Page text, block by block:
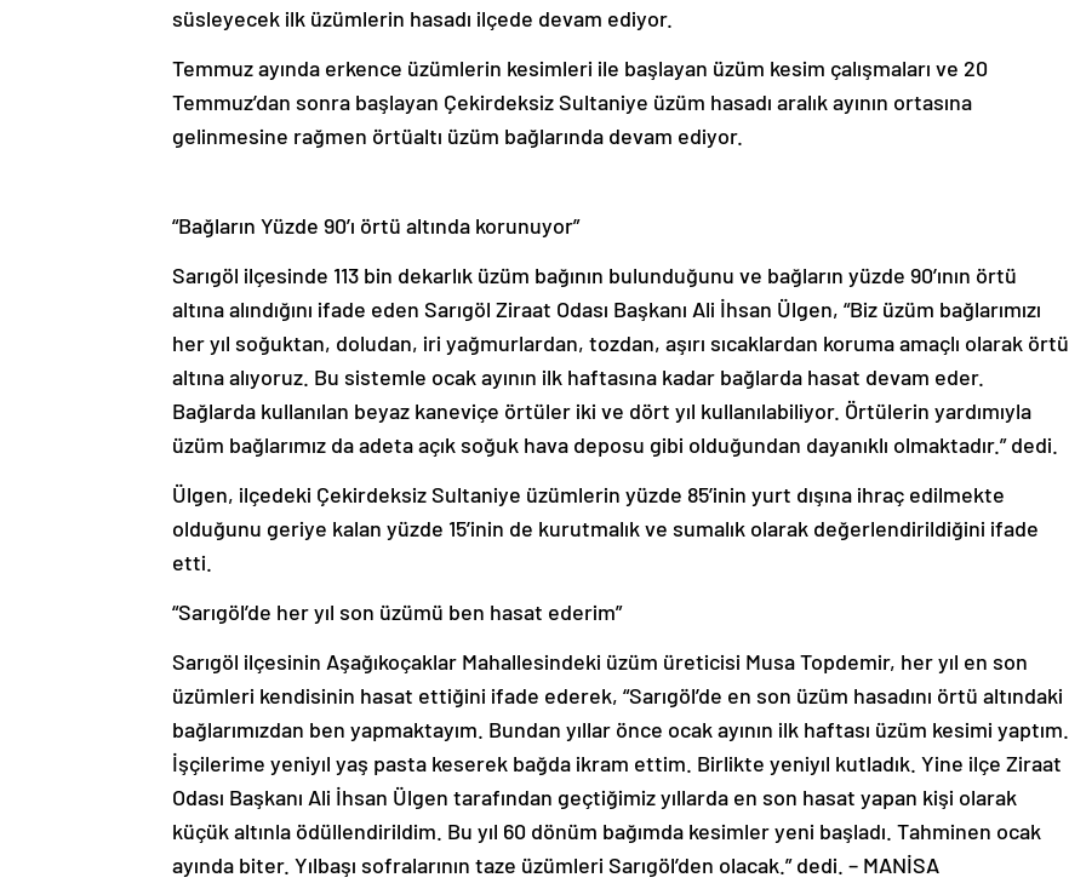
süsleyecek ilk üzümlerin hasadı ilçede devam ediyor.
Temmuz ayında erkence üzümlerin kesimleri ile başlayan üzüm kesim çalışmaları ve 20
Temmuz’dan sonra başlayan Çekirdeksiz Sultaniye üzüm hasadı aralık ayının ortasına
gelinmesine rağmen örtüaltı üzüm bağlarında devam ediyor.
“Bağların Yüzde 90’ı örtü altında korunuyor”
Sarıgöl ilçesinde 113 bin dekarlık üzüm bağının bulunduğunu ve bağların yüzde 90’ının örtü
altına alındığını ifade eden Sarıgöl Ziraat Odası Başkanı Ali İhsan Ülgen, “Biz üzüm bağlarımızı
her yıl soğuktan, doludan, iri yağmurlardan, tozdan, aşırı sıcaklardan koruma amaçlı olarak örtü
altına alıyoruz. Bu sistemle ocak ayının ilk haftasına kadar bağlarda hasat devam eder.
Bağlarda kullanılan beyaz kaneviçe örtüler iki ve dört yıl kullanılabiliyor. Örtülerin yardımıyla
üzüm bağlarımız da adeta açık soğuk hava deposu gibi olduğundan dayanıklı olmaktadır.” dedi.
Ülgen, ilçedeki Çekirdeksiz Sultaniye üzümlerin yüzde 85’inin yurt dışına ihraç edilmekte
olduğunu geriye kalan yüzde 15’inin de kurutmalık ve sumalık olarak değerlendirildiğini ifade
etti.
“Sarıgöl’de her yıl son üzümü ben hasat ederim”
Sarıgöl ilçesinin Aşağıkoçaklar Mahallesindeki üzüm üreticisi Musa Topdemir, her yıl en son
üzümleri kendisinin hasat ettiğini ifade ederek, “Sarıgöl’de en son üzüm hasadını örtü altındaki
bağlarımızdan ben yapmaktayım. Bundan yıllar önce ocak ayının ilk haftası üzüm kesimi yaptım.
İşçilerime yeniyıl yaş pasta keserek bağda ikram ettim. Birlikte yeniyıl kutladık. Yine ilçe Ziraat
Odası Başkanı Ali İhsan Ülgen tarafından geçtiğimiz yıllarda en son hasat yapan kişi olarak
küçük altınla ödüllendirildim. Bu yıl 60 dönüm bağımda kesimler yeni başladı. Tahminen ocak
ayında biter. Yılbaşı sofralarının taze üzümleri Sarıgöl’den olacak.” dedi. – MANİSA